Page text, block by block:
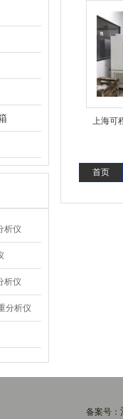
析仪
析仪
分析仪
上海可
首页
备案号：